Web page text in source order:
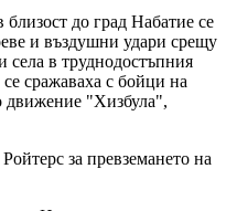
до град Набатие се
и въздушни удари срещу
села в труднодостъпния
сражаваха с бойци на
движение "Хизбула",
за превземането на